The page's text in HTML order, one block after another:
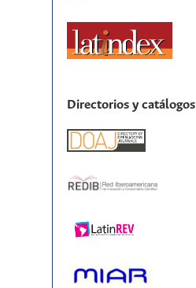
Directorios y catálogos